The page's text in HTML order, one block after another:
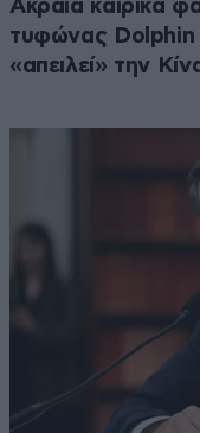
Ακραία καιρικά
τυφώνας Dolphin
«απειλεί» την